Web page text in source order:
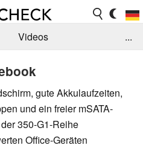
Videos
Suche
Jobs
...
gute Akkulaufzeiten,
und ein freier mSATA-
350-G1-Reihe
Office-Geräten